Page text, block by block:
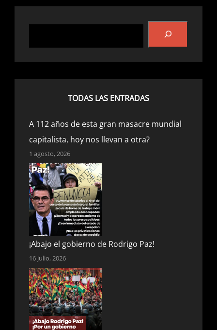
Buscar
TODAS LAS ENTRADAS
A 112 años de esta gran masacre mundial
capitalista, hoy nos llevan a otra?
1 agosto, 2026
¡Abajo el gobierno de Rodrigo Paz!
16 julio, 2026